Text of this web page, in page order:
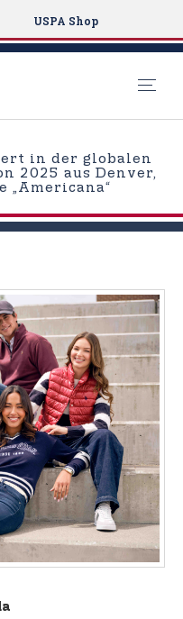
USPA Shop
in der globalen
2025 aus Denver,
„Americana“